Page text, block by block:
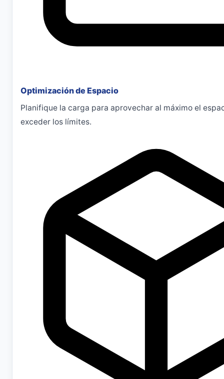
Optimización de Espacio
Planifique la carga para aprovechar al máximo el
exceder los límites.